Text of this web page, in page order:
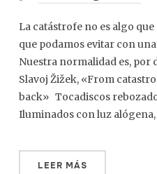
La catástrofe no es algo
que podamos evitar con
Nuestra normalidad es,
Slavoj Žižek, «From
back» Tocadiscos
Iluminados con luz
LEER MÁS